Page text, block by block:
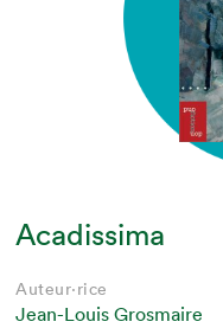
Acadissima
Auteur·rice
Jean-Louis Grosmaire